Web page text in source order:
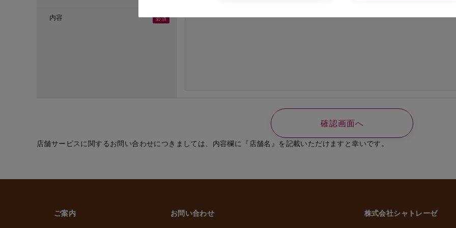
・(１)～(７)に記載した利用目的以外で個人情報を取得または利用する場合は、個別に利用目的を明示
3. 個人情報の第三者への委託・提供について
内容
店舗サービスに関するお問い合わせにつきましては、内容欄に『店舗名』を記載いただけますと幸いです。
ご案内 お問い合わせ 株式会社シャトレーゼ